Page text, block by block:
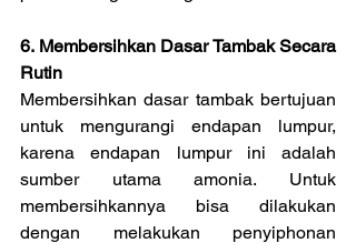
6. Membersihkan Dasar Tambak Secara
Rutin
Membersihkan dasar tambak bertujuan
untuk mengurangi endapan lumpur,
karena endapan lumpur ini adalah
sumber utama amonia. Untuk
membersihkannya bisa dilakukan
dengan melakukan penyiphonan